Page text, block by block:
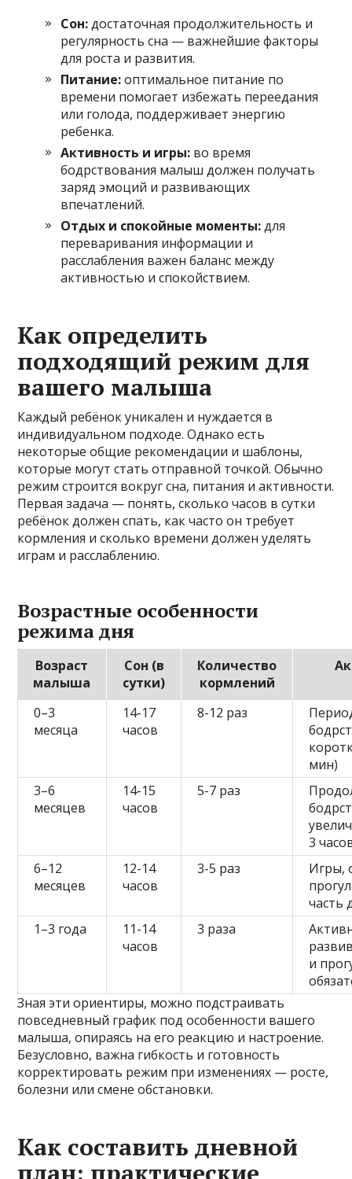
Сон:достаточная продолжительность и
регулярность сна — важнейшие факторы
для роста и развития.
Питание:оптимальное питание по
времени помогает избежать переедания
или голода, поддерживает энергию
ребенка.
Активность и игры: во время
бодрствования малыш должен получать
заряд эмоций и развивающих
впечатлений.
Отдых и спокойные моменты:для
переваривания информации и
расслабления важен баланс между
активностью и спокойствием.
Как определить
подходящий режим для
вашего малыша
Каждый ребёнок уникален и нуждается в
индивидуальном подходе. Однако есть
некоторые общие рекомендации и шаблоны,
которые могут стать отправной точкой. Обычно
режим строится вокруг сна, питания и активности.
Первая задача — понять, сколько часов в сутки
ребёнок должен спать, как часто он требует
кормления и сколько времени должен уделять
играм и расслаблению.
Возрастные особенности
режима дня
Возраст
малыша
Сон (в
сутки)
Количество
кормлений
0–3
месяца
14-17
часов
8-12 раз
мин)
3–6
месяцев
14-15
часов
5-7 раз
3
6–12
месяцев
12-14
часов
3-5 раз
Игры,
часть
1–3 года
11-14
часов
3 раза
и
Зная эти ориентиры, можно подстраивать
повседневный график под особенности вашего
малыша, опираясь на его реакцию и настроение.
Безусловно, важна гибкость и готовность
корректировать режим при изменениях — росте,
болезни или смене обстановки.
Как составить дневной
план: практические